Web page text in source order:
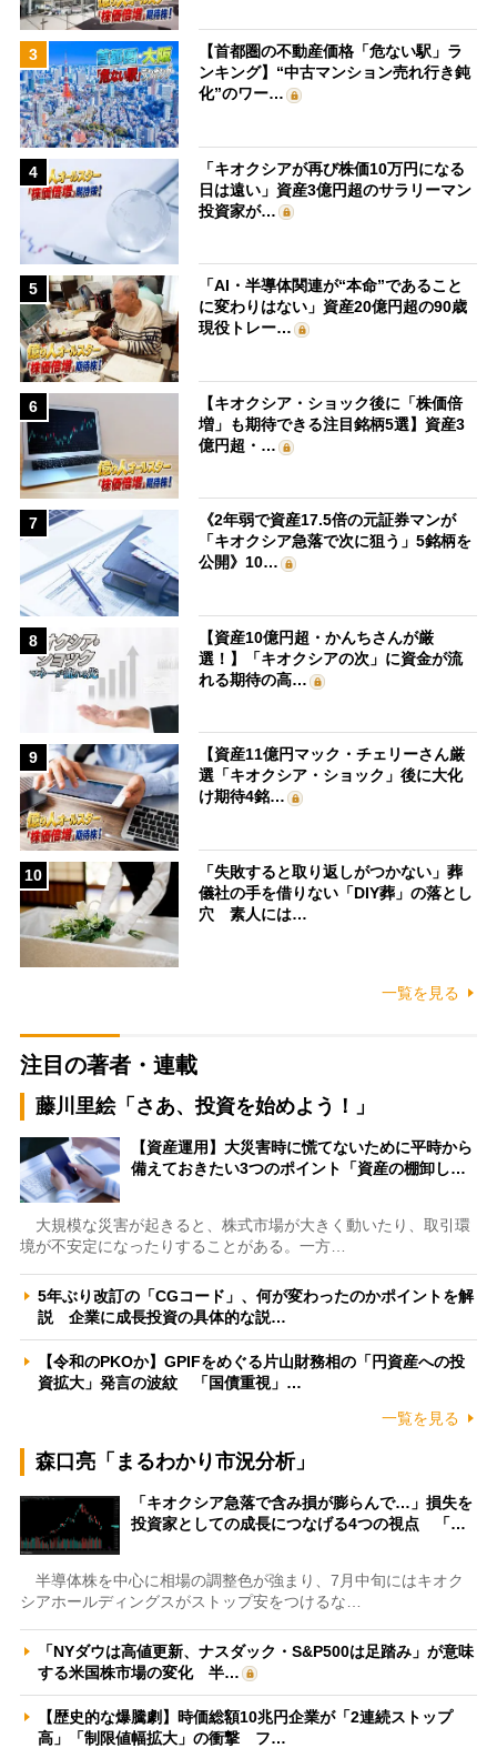
3
【首都圏の不動産価格「危ない駅」ラ
ンキング】“中古マンション売れ行き鈍
化”のワー…
4
「キオクシアが再び株価10万円になる
日は遠い」資産3億円超のサラリーマン
投資家が…
5
「AI・半導体関連が“本命”であること
に変わりはない」資産20億円超の90歳
現役トレー…
6
【キオクシア・ショック後に「株価倍
増」も期待できる注目銘柄5選】資産3
億円超・…
7
《2年弱で資産17.5倍の元証券マンが
「キオクシア急落で次に狙う」5銘柄を
公開》10…
8
【資産10億円超・かんちさんが厳
選！】「キオクシアの次」に資金が流
れる期待の高…
9
【資産11億円マック・チェリーさん厳
選「キオクシア・ショック」後に大化
け期待4銘…
10
「失敗すると取り返しがつかない」葬
儀社の手を借りない「DIY葬」の落とし
穴 素人には…
一覧を見る
注目の著者・連載
藤川里絵「さあ、投資を始めよう！」
【資産運用】大災害時に慌てないために平時から
備えておきたい3つのポイント「資産の棚卸し…
大規模な災害が起きると、株式市場が大きく動いたり、取引環
境が不安定になったりすることがある。一方…
5年ぶり改訂の「CGコード」、何が変わったのかポイントを解
説 企業に成長投資の具体的な説…
【令和のPKOか】GPIFをめぐる片山財務相の「円資産への投
資拡大」発言の波紋 「国債重視」…
一覧を見る
森口亮「まるわかり市況分析」
「キオクシア急落で含み損が膨らんで…」損失を
投資家としての成長につなげる4つの視点 「…
半導体株を中心に相場の調整色が強まり、7月中旬にはキオク
シアホールディングスがストップ安をつけるな…
「NYダウは高値更新、ナスダック・S&P500は足踏み」が意味
する米国株市場の変化 半…
【歴史的な爆騰劇】時価総額10兆円企業が「2連続ストップ
高」「制限値幅拡大」の衝撃 フ…